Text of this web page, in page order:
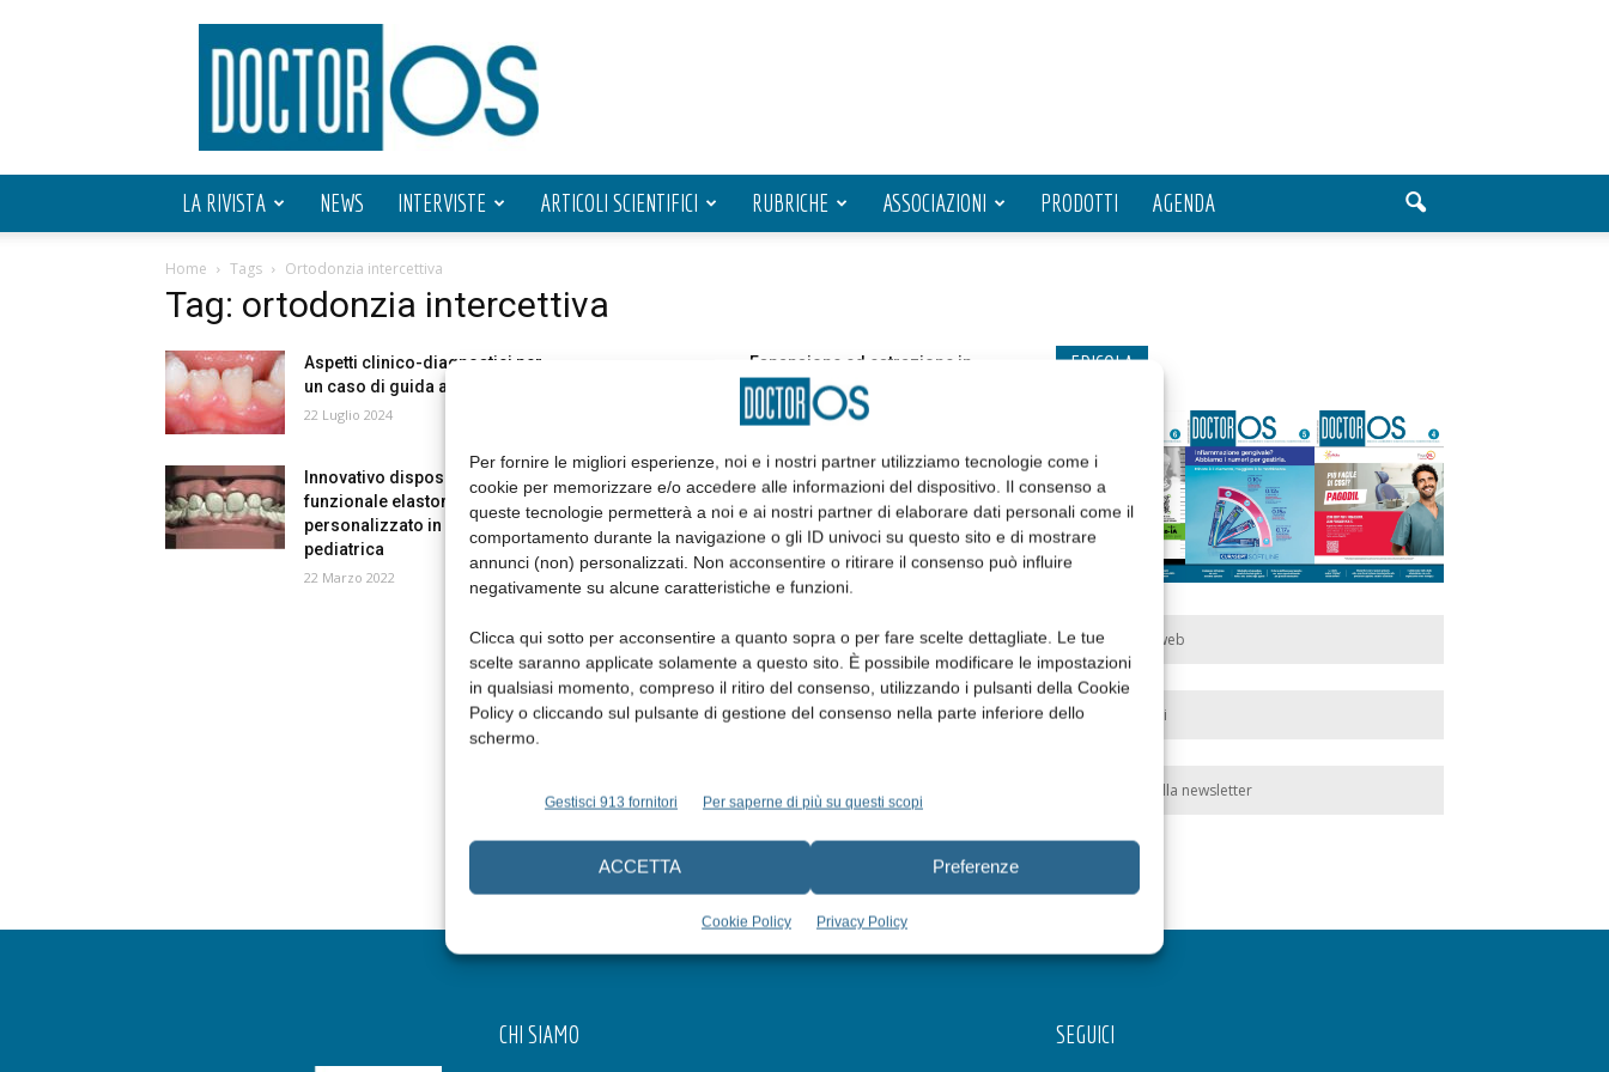
Per fornire le migliori esperienze, noi e i nostri partner utilizziamo tecnologie come i
cookie per memorizzare e/o accedere alle informazioni del dispositivo. Il consenso a
queste tecnologie permetterà a noi e ai nostri partner di elaborare dati personali come il
comportamento durante la navigazione o gli ID univoci su questo sito e di mostrare
annunci (non) personalizzati. Non acconsentire o ritirare il consenso può influire
negativamente su alcune caratteristiche e funzioni.
Clicca qui sotto per acconsentire a quanto sopra o per fare scelte dettagliate. Le tue
scelte saranno applicate solamente a questo sito. È possibile modificare le impostazioni
in qualsiasi momento, compreso il ritiro del consenso, utilizzando i pulsanti della Cookie
Policy o cliccando sul pulsante di gestione del consenso nella parte inferiore dello
schermo.
Gestisci 913 fornitori Per saperne di più su questi scopi
ACCETTA Preferenze
Cookie Policy Privacy Policy
Doctor
OS
LA RIVISTA NEWS INTERVISTE ARTICOLI SCIENTIFICI RUBRICHE ASSOCIAZIONI PRODOTTI AGENDA
Home Tags Ortodonzia intercettiva
Tag: ortodonzia intercettiva
Aspetti clinico-diagnostici per
un caso di guida all’occlusione
22 Luglio 2024
Espansione ed estrazione in
ortodonzia intercettiva
1 Gennaio 2024
Innovativo dispositivo
funzionale elastomerico
personalizzato in ortodonzia
pediatrica
22 Marzo 2022
EDICOLA
Edicola web
Abbonati
Iscriviti alla newsletter
CHI SIAMO SEGUICI